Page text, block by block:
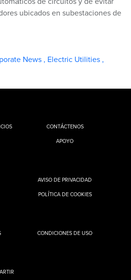
ubicados en subestaciones de
News , Electric Utilities ,
CONTÁCTENOS
APOYO
AVISO DE PRIVACIDAD
POLÍTICA DE COOKIES
CONDICIONES DE USO